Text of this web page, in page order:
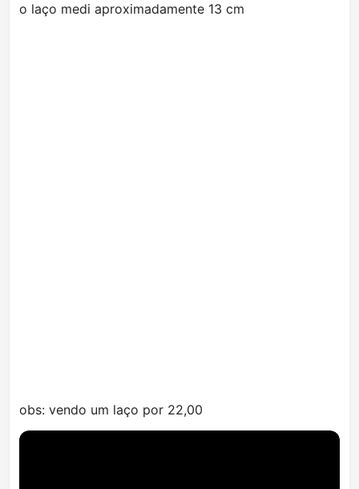
o laço medi aproximadamente 13 cm
obs: vendo um laço por 22,00